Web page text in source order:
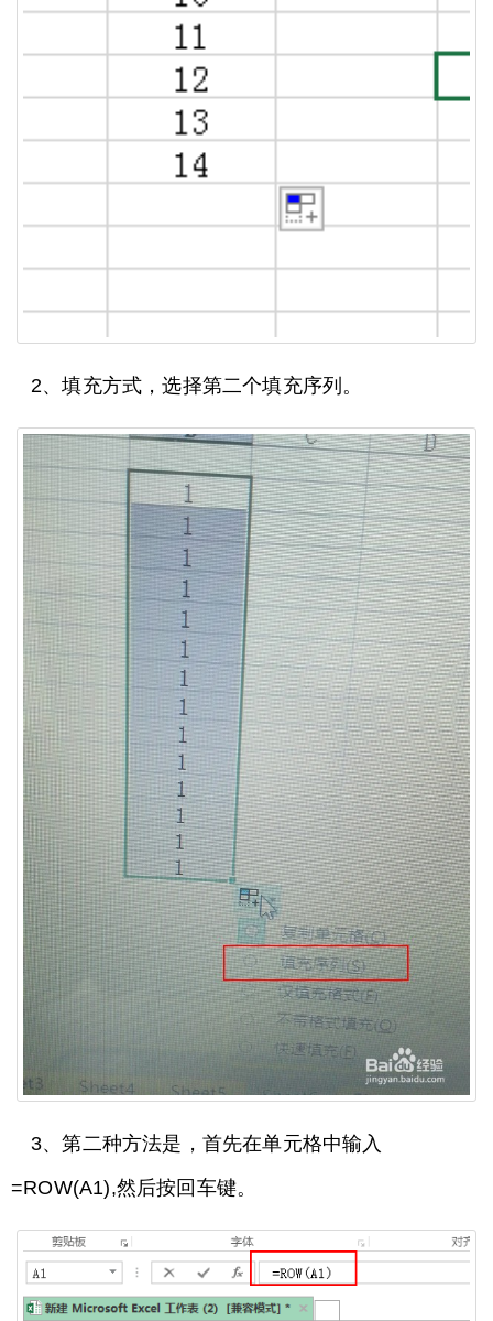
2、填充方式，选择第二个填充序列。
3、第二种方法是，首先在单元格中输入
=ROW(A1),然后按回车键。